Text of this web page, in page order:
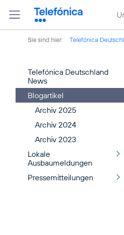
Sie sind hier: Telefónica
Telefónica Deutschland
News
Blogartikel
Archiv 2025
Archiv 2024
Archiv 2023
Lokale
Ausbaumeldungen
Pressemitteilungen